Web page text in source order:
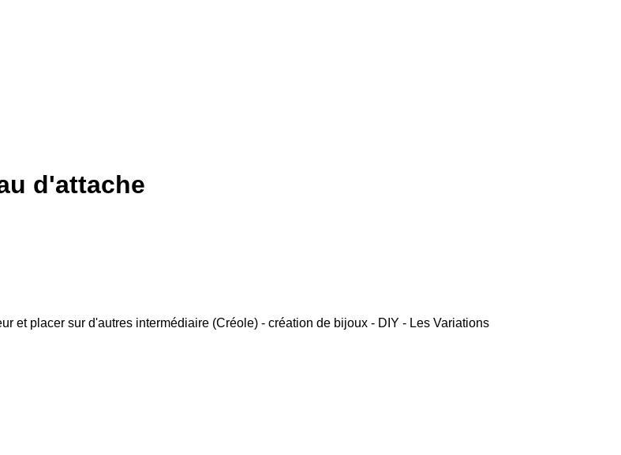
d'attache
et placer sur d'autres intermédiaire (Créole) - création de bijoux - DIY - Les Variations